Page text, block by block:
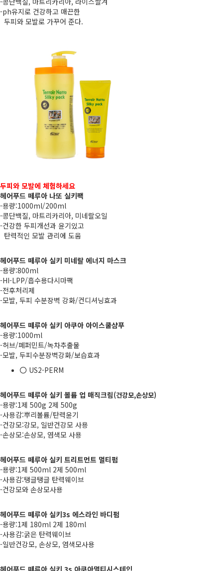
-ph유지로 건강하고 매끈한
두피와 모발로 가꾸어 준다.
두피와 모발에 체험하세요
헤어푸드 떼루아 나또 실키팩
-용량:1000ml/200ml
-콩단백질, 마트리카리아, 미네랄오일
-건강한 두피개선과 윤기있고
탄력적인 모발 관리에 도움
헤어푸드 떼루아 실키 미네랄 에너지 마스크
-용량:800ml
-HI-LPP/흡수용다시마팩
-전후처리제
-모발, 두피 수분장벽 강화/컨디셔닝효과
헤어푸드 떼루아 실키 아쿠아 아이스쿨샴푸
-용량:1000ml
-허브/페퍼민트/녹차추출물
-모발, 두피수분장벽강화/보습효과
US2-PERM
헤어푸드 떼루아 실키 볼륨 업 매직크림(건강모,손상모)
-용량:1제 500g 2제 500g
-사용감:뿌리볼륨/탄력윤기
-건강모:강모, 일반건강모 사용
-손상모:손상모, 염색모 사용
헤어푸드 떼루아 실키 트리트먼트 멀티펌
-용량:1제 500ml 2제 500ml
-사용감:탱글탱글 탄력웨이브
-건강모와 손상모사용
헤어푸드 떼루아 실키3s 에스라인 바디펌
-용량:1제 180ml 2제 180ml
-사용감:굵은 탄력웨이브
-일반건강모, 손상모, 염색모사용
헤어푸드 떼루아 실키 3s 아쿠아멀티시스테인